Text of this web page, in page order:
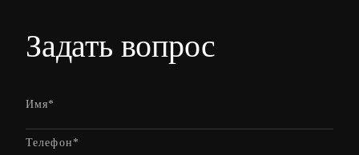
Задать вопрос